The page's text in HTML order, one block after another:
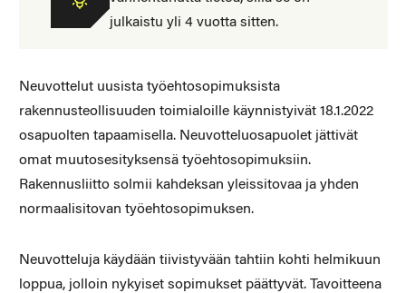
julkaistu yli 4 vuotta sitten.
Neuvottelut uusista työehtosopimuksista
rakennusteollisuuden toimialoille käynnistyivät 18.1.2022
osapuolten tapaamisella. Neuvotteluosapuolet jättivät
omat muutosesityksensä työehtosopimuksiin.
Rakennusliitto solmii kahdeksan yleissitovaa ja yhden
normaalisitovan työehtosopimuksen.
Neuvotteluja käydään tiivistyvään tahtiin kohti helmikuun
loppua, jolloin nykyiset sopimukset päättyvät. Tavoitteena